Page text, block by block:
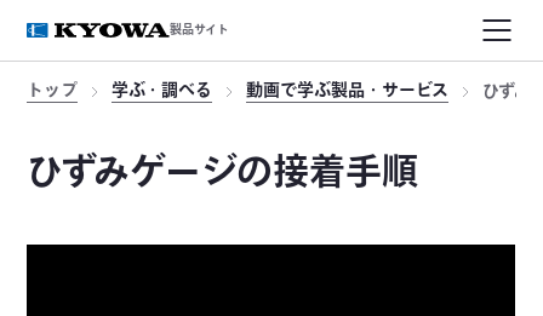
製品サイト
トップ 学ぶ・調べる 動画で学ぶ製品・サービス ひずみ
ひずみゲージの接着手順